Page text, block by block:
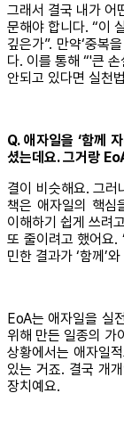
그래서 결국 내가 어
문해야 합니다. “이
깊은가”. 만약‘중복
다. 이를 통해 “'큰
안되고 있다면 실천
Q. 애자일을 ‘함께
셨는데요. 그거랑
결이 비슷해요. 그
책은 애자일의 핵심
이해하기 쉽게 쓰려
또 줄이려고 했어요.
민한 결과가 ‘함께’
EoA는 애자일을 실
위해 만든 일종의 가
상황에서는 애자일
있는 거죠. 결국 개
장치예요.